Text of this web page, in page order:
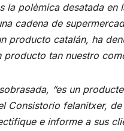
la polèmica desatada en
cadena de
producto catalán, ha
tan nuestro
“es un
Consistorio felanitxer,
e informe a sus